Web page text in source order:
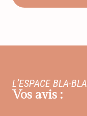
L’ESPACE BLA-BLA
Vos avis :